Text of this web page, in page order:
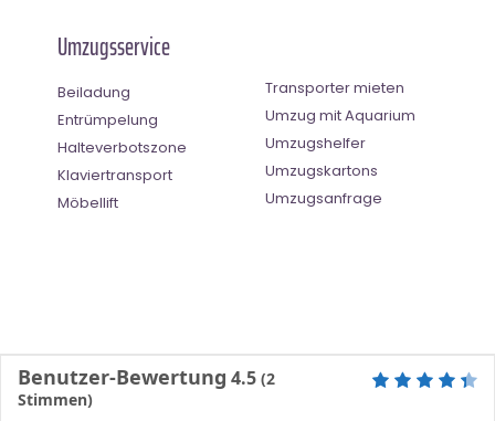
Umzugsservice
Beiladung
Entrümpelung
Halteverbotszone
Klaviertransport
Möbellift
Transporter mieten
Umzug mit Aquarium
Umzugshelfer
Umzugskartons
Umzugsanfrage
Benutzer-Bewertung 4.5 (2
Stimmen)